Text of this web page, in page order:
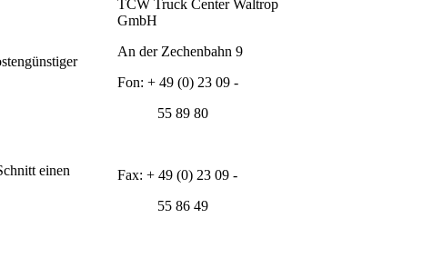
einen
TCW Truck Center Waltrop
GmbH
An der Zechenbahn 9
Fon: + 49 (0) 23 09 -
55 89 80
Fax: + 49 (0) 23 09 -
55 86 49